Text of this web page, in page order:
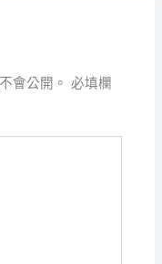
會公開。 必填欄